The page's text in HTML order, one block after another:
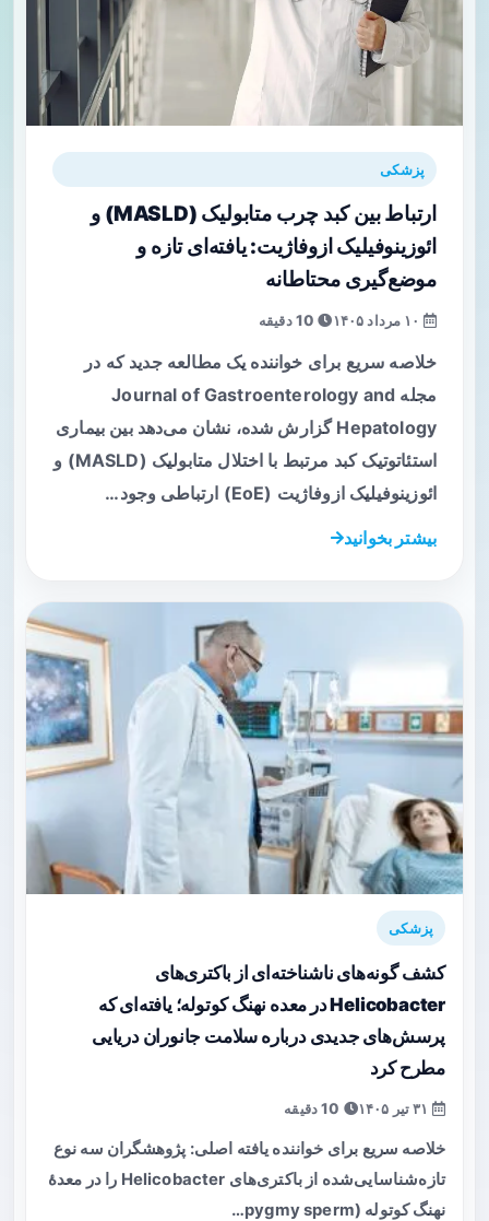
پزشکی
ارتباط بین کبد چرب متابولیک (MASLD) و
ائوزینوفیلیک ازوفاژیت: یافته‌ای تازه و
موضع‌گیری محتاطانه
10 دقیقه
خلاصه سریع برای خواننده یک مطالعه جدید که در
مجله Journal of Gastroenterology and
Hepatology گزارش شده، نشان می‌دهد بین بیماری
استئاتوتیک کبد مرتبط با اختلال متابولیک (MASLD) و
ائوزینوفیلیک ازوفاژیت (EoE) ارتباطی وجود…
بیشتر بخوانید
پزشکی
کشف گونه‌های ناشناخته‌ای از باکتری‌های
Helicobacter در معده نهنگ کوتوله؛ یافته‌ای که
پرسش‌های جدیدی درباره سلامت جانوران دریایی
مطرح کرد
خلاصه سریع برای خواننده یافته اصلی: پژوهشگران سه نوع
تازه‌شناسایی‌شده از باکتری‌های Helicobacter را در معدهٔ
نهنگ کوتوله (pygmy sperm…